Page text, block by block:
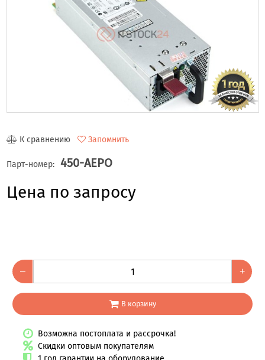
К сравнению Запомнить
Парт-номер: 450-AEPO
Цена по запросу
– +
В корзину
Возможна постоплата и рассрочка!
Скидки оптовым покупателям